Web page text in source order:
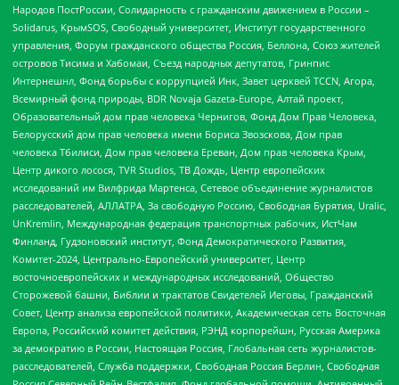
Народов ПостРоссии, Солидарность с гражданским движением в России –
Solidarus, КрымSOS, Свободный университет, Институт государственного
управления, Форум гражданского общества Россия, Беллона, Союз жителей
островов Тисима и Хабомаи, Съезд народных депутатов, Гринпис
Интернешнл, Фонд борьбы с коррупцией Инк, Завет церквей TCCN, Агора,
Всемирный фонд природы, BDR Novaja Gazeta-Europe, Алтай проект,
Образовательный дом прав человека Чернигов, Фонд Дом Прав Человека,
Белорусский дом прав человека имени Бориса Звозскова, Дом прав
человека Тбилиси, Дом прав человека Ереван, Дом прав человека Крым,
Центр дикого лосося, TVR Studios, ТВ Дождь, Центр европейских
исследований им Вилфрида Мартенса, Сетевое объединение журналистов
расследователей, АЛЛАТРА, За свободную Россию, Свободная Бурятия, Uralic,
UnKremlin, Международная федерация транспортных рабочих, ИстЧам
Финланд, Гудзоновский институт, Фонд Демократического Развития,
Комитет-2024, Центрально-Европейский университет, Центр
восточноевропейских и международных исследований, Общество
Сторожевой башни, Библии и трактатов Свидетелей Иеговы, Гражданский
Совет, Центр анализа европейской политики, Академическая сеть Восточная
Европа, Российский комитет действия, РЭНД корпорейшн, Русская Америка
за демократию в России, Настоящая Россия, Глобальная сеть журналистов-
расследователей, Служба поддержки, Свободная Россия Берлин, Свободная